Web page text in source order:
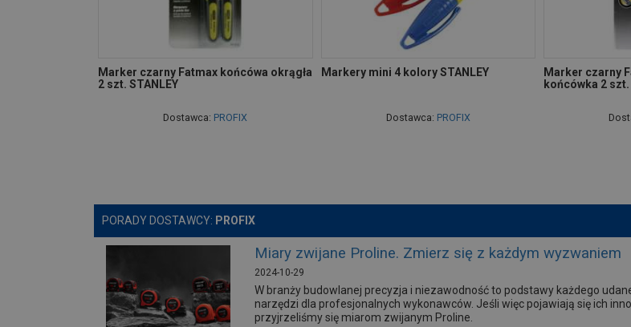
Marker czarny Fatmax końcówa okrągła
2 szt. STANLEY
Dostawca: PROFIX
Markery mini 4 kolory STANLEY
Dostawca: PROFIX
Marker czarny
końcówka 2 szt.
PORADY DOSTAWCY: PROFIX
Miary zwijane Proline. Zmierz się z każdym wyzwaniem
2024-10-29
W branży budowlanej precyzja i niezawodność to podstawy każdego
narzędzi dla profesjonalnych wykonawców. Jeśli więc pojawiają się ich
przyjrzeliśmy się miarom zwijanym Proline.